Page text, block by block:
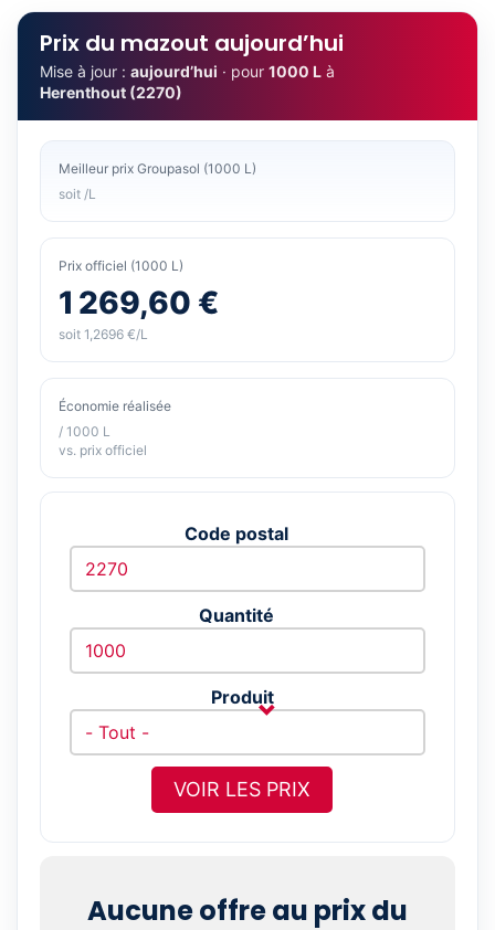
Prix du mazout aujourd’hui
Mise à jour : aujourd’hui · pour 1000 L à
Herenthout (2270)
Meilleur prix Groupasol (1000 L)
soit /L
Prix officiel (1000 L)
1 269,60 €
soit 1,2696 €/L
Économie réalisée
/ 1000 L
vs. prix officiel
Code postal
Quantité
Produit
VOIR LES PRIX
Aucune offre au prix du